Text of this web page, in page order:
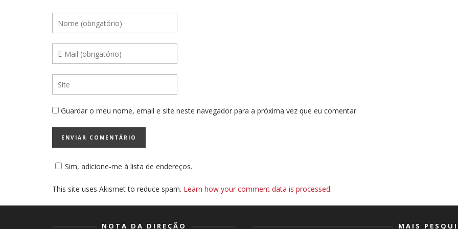
Guardar o meu nome, email e site neste navegador para a próxima vez que eu comentar.
Sim, adicione-me à lista de endereços.
This site uses Akismet to reduce spam. Learn how your comment data is processed.
NOTA DA DIREÇÃO MAIS